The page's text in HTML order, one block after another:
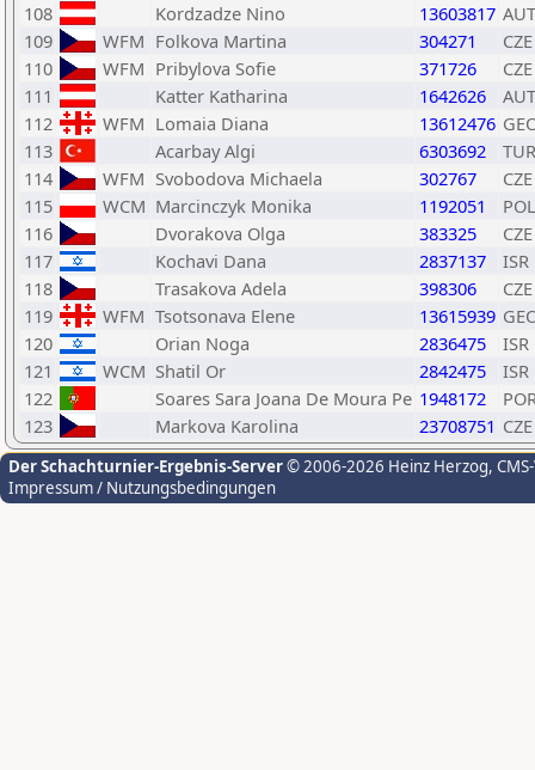
108
Kordzadze Nino 13603817 AUT
109
WFM Folkova Martina 304271
CZE
110
WFM Pribylova Sofie 371726
CZE
111
Katter Katharina 1642626
AUT
112
WFM Lomaia Diana 13612476
113
Acarbay Algi 6303692
TUR
114
WFM Svobodova Michaela 302767
CZE
115
WCM Marcinczyk Monika 1192051
POL
116
Dvorakova Olga 383325
CZE
117
Kochavi Dana 2837137
ISR
118
Trasakova Adela 398306
CZE
119
WFM Tsotsonava Elene 13615939
120
Orian Noga 2836475
ISR
121
WCM Shatil Or 2842475
ISR
122
Soares Sara Joana De Moura Pe 1948172
123
Markova Karolina 23708751 CZE
Der Schachturnier-Ergebnis-Server© 2006-2026 Heinz Herzog,
Impressum / Nutzungsbedingungen